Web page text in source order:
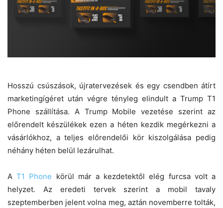
Hosszú csúszások, újratervezések és egy csendben átírt
marketingígéret után végre tényleg elindult a Trump T1
Phone szállítása. A Trump Mobile vezetése szerint az
előrendelt készülékek ezen a héten kezdik megérkezni a
vásárlókhoz, a teljes előrendelői kör kiszolgálása pedig
néhány héten belül lezárulhat.
AT1 Phone körül már a kezdetektől elég furcsa volt a
helyzet. Az eredeti tervek szerint a mobil tavaly
szeptemberben jelent volna meg, aztán novemberre tolták,